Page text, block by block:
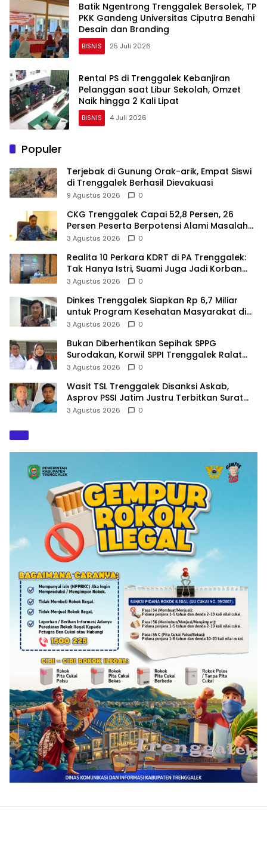
Batik Ngentrong Trenggalek Bersolek, TP
PKK Gandeng Universitas Ciputra Benahi
Desain dan Branding
BISNIS 25 Juli 2026
Rental PS di Trenggalek Kebanjiran
Pelanggan saat Libur Sekolah, Omzet
Naik hingga 2 Kali Lipat
BISNIS 4 Juli 2026
Populer
Terjebak di Gunung Orak-arik, Empat Siswi
di Trenggalek Berhasil Dievakuasi
9 Agustus 2026 0
CKG Trenggalek Capai 52,8 Persen, 26
Persen Peserta Berpotensi Alami Masalah
Kejiwaan
3 Agustus 2026 0
Realita 10 Perkara KDRT di PA Trenggalek:
Tak Hanya Istri, Suami Juga Jadi Korban
Kekerasan
3 Agustus 2026 0
Dinkes Trenggalek Siapkan Rp 6,7 Miliar
untuk Program Kesehatan Masyarakat di
2027
3 Agustus 2026 0
Bukan Diberhentikan Sepihak SPPG
Surodakan, Korwil SPPI Trenggalek Ralat
Pernyataan Soal Permata Umat Tolak MBG
3 Agustus 2026 0
Wasit TSL Trenggalek Disanksi Askab,
Asprov PSSI Jatim Justru Terbitkan Surat
Tugas di Hari yang Sama
3 Agustus 2026 0